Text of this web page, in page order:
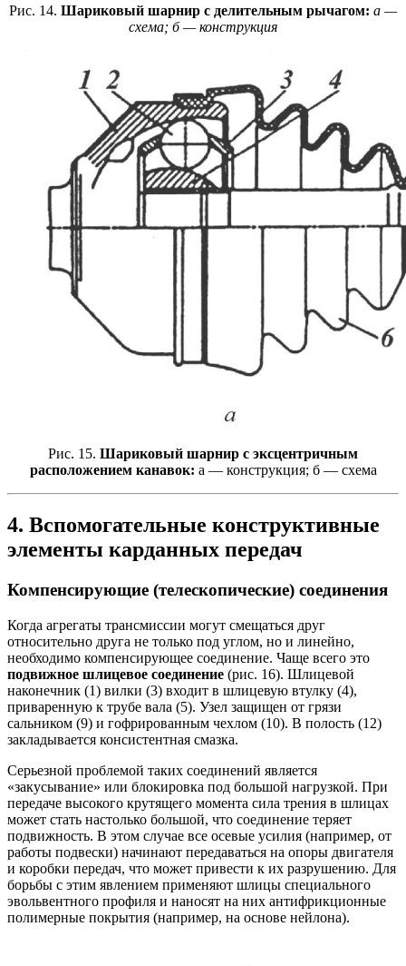
Рис. 14. Шариковый шарнир с делительным рычагом: а —
схема; б — конструкция
Рис. 15. Шариковый шарнир с эксцентричным
расположением канавок: а — конструкция; б — схема
4. Вспомогательные конструктивные
элементы карданных передач
Компенсирующие (телескопические) соединения
Когда агрегаты трансмиссии могут смещаться друг
относительно друга не только под углом, но и линейно,
необходимо компенсирующее соединение. Чаще всего это
подвижное шлицевое соединение (рис. 16). Шлицевой
наконечник (1) вилки (3) входит в шлицевую втулку (4),
приваренную к трубе вала (5). Узел защищен от грязи
сальником (9) и гофрированным чехлом (10). В полость (12)
закладывается консистентная смазка.
Серьезной проблемой таких соединений является
«закусывание» или блокировка под большой нагрузкой. При
передаче высокого крутящего момента сила трения в шлицах
может стать настолько большой, что соединение теряет
подвижность. В этом случае все осевые усилия (например, от
работы подвески) начинают передаваться на опоры двигателя
и коробки передач, что может привести к их разрушению. Для
борьбы с этим явлением применяют шлицы специального
эвольвентного профиля и наносят на них антифрикционные
полимерные покрытия (например, на основе нейлона).